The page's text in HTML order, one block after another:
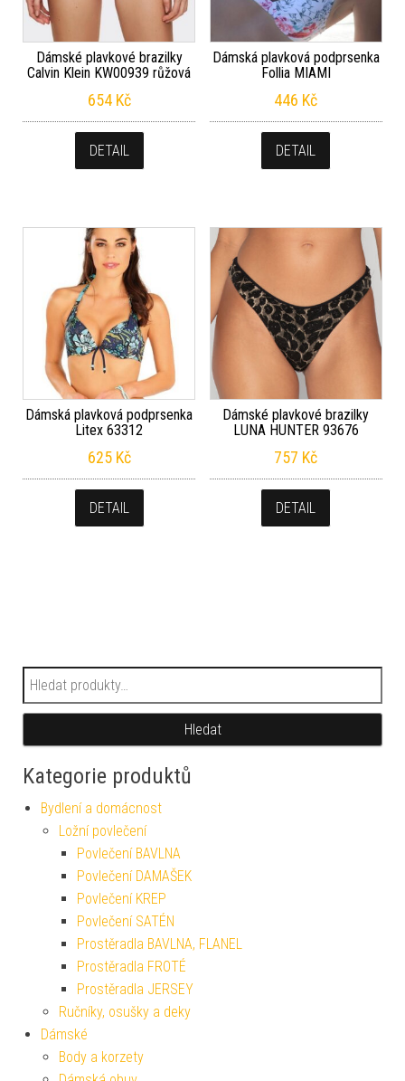
Dámské plavkové brazilky
Calvin Klein KW00939 růžová
654 Kč
DETAIL
Dámská plavková podprsenka
Follia MIAMI
446 Kč
DETAIL
Dámská plavková podprsenka
Litex 63312
625 Kč
DETAIL
Dámské plavkové brazilky
LUNA HUNTER 93676
757 Kč
DETAIL
Hledat:
Hledat
Kategorie produktů
Bydlení a domácnost
Ložní povlečení
Povlečení BAVLNA
Povlečení DAMAŠEK
Povlečení KREP
Povlečení SATÉN
Prostěradla BAVLNA, FLANEL
Prostěradla FROTÉ
Prostěradla JERSEY
Ručníky, osušky a deky
Dámské
Body a korzety